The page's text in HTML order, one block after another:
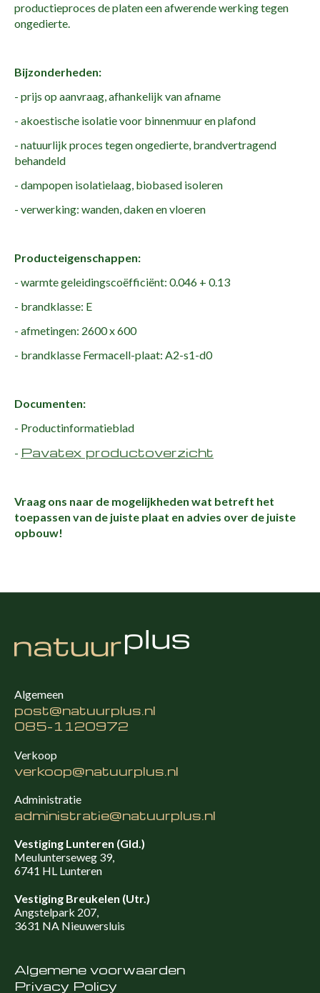
productieproces de platen een afwerende werking tegen
ongedierte.
Bijzonderheden:
- prijs op aanvraag, afhankelijk van afname
- akoestische isolatie voor binnenmuur en plafond
- natuurlijk proces tegen ongedierte, brandvertragend
behandeld
- dampopen isolatielaag, biobased isoleren
- verwerking: wanden, daken en vloeren
Producteigenschappen:
- warmte geleidingscoëfficiënt: 0.046 + 0.13
- brandklasse: E
- afmetingen: 2600 x 600
- brandklasse Fermacell-plaat: A2-s1-d0
Documenten:
- Productinformatieblad
- Pavatex productoverzicht
Vraag ons naar de mogelijkheden wat betreft het
toepassen van de juiste plaat en advies over de juiste
opbouw!
Algemeen
post@natuurplus.nl
085-1120972
Verkoop
verkoop@natuurplus.nl
Administratie
administratie@natuurplus.nl
Vestiging Lunteren (Gld.)
Meulunterseweg 39,
6741 HL Lunteren
Vestiging Breukelen (Utr.)
Angstelpark 207,
3631 NA Nieuwersluis
Algemene voorwaarden
Privacy Policy